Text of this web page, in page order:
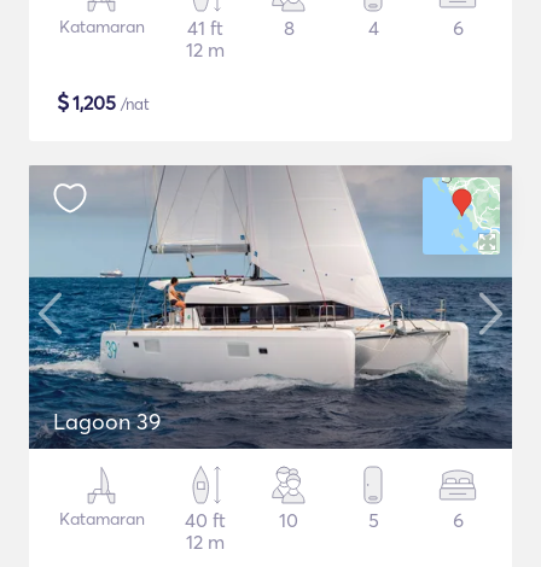
Katamaran
41 ft
12 m
8 4 6
$1,205 /nat
Lagoon 39
Katamaran
40 ft
12 m
10 5 6